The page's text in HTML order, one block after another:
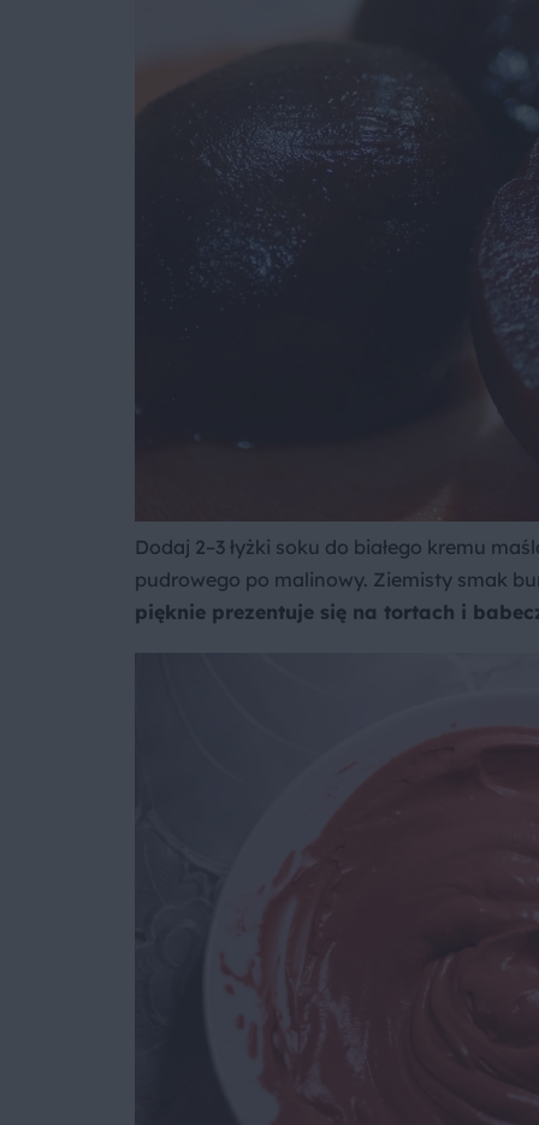
Dodaj 2–3 łyżki soku do białego kremu
pudrowego po malinowy. Ziemisty smak
pięknie prezentuje się na tortach i